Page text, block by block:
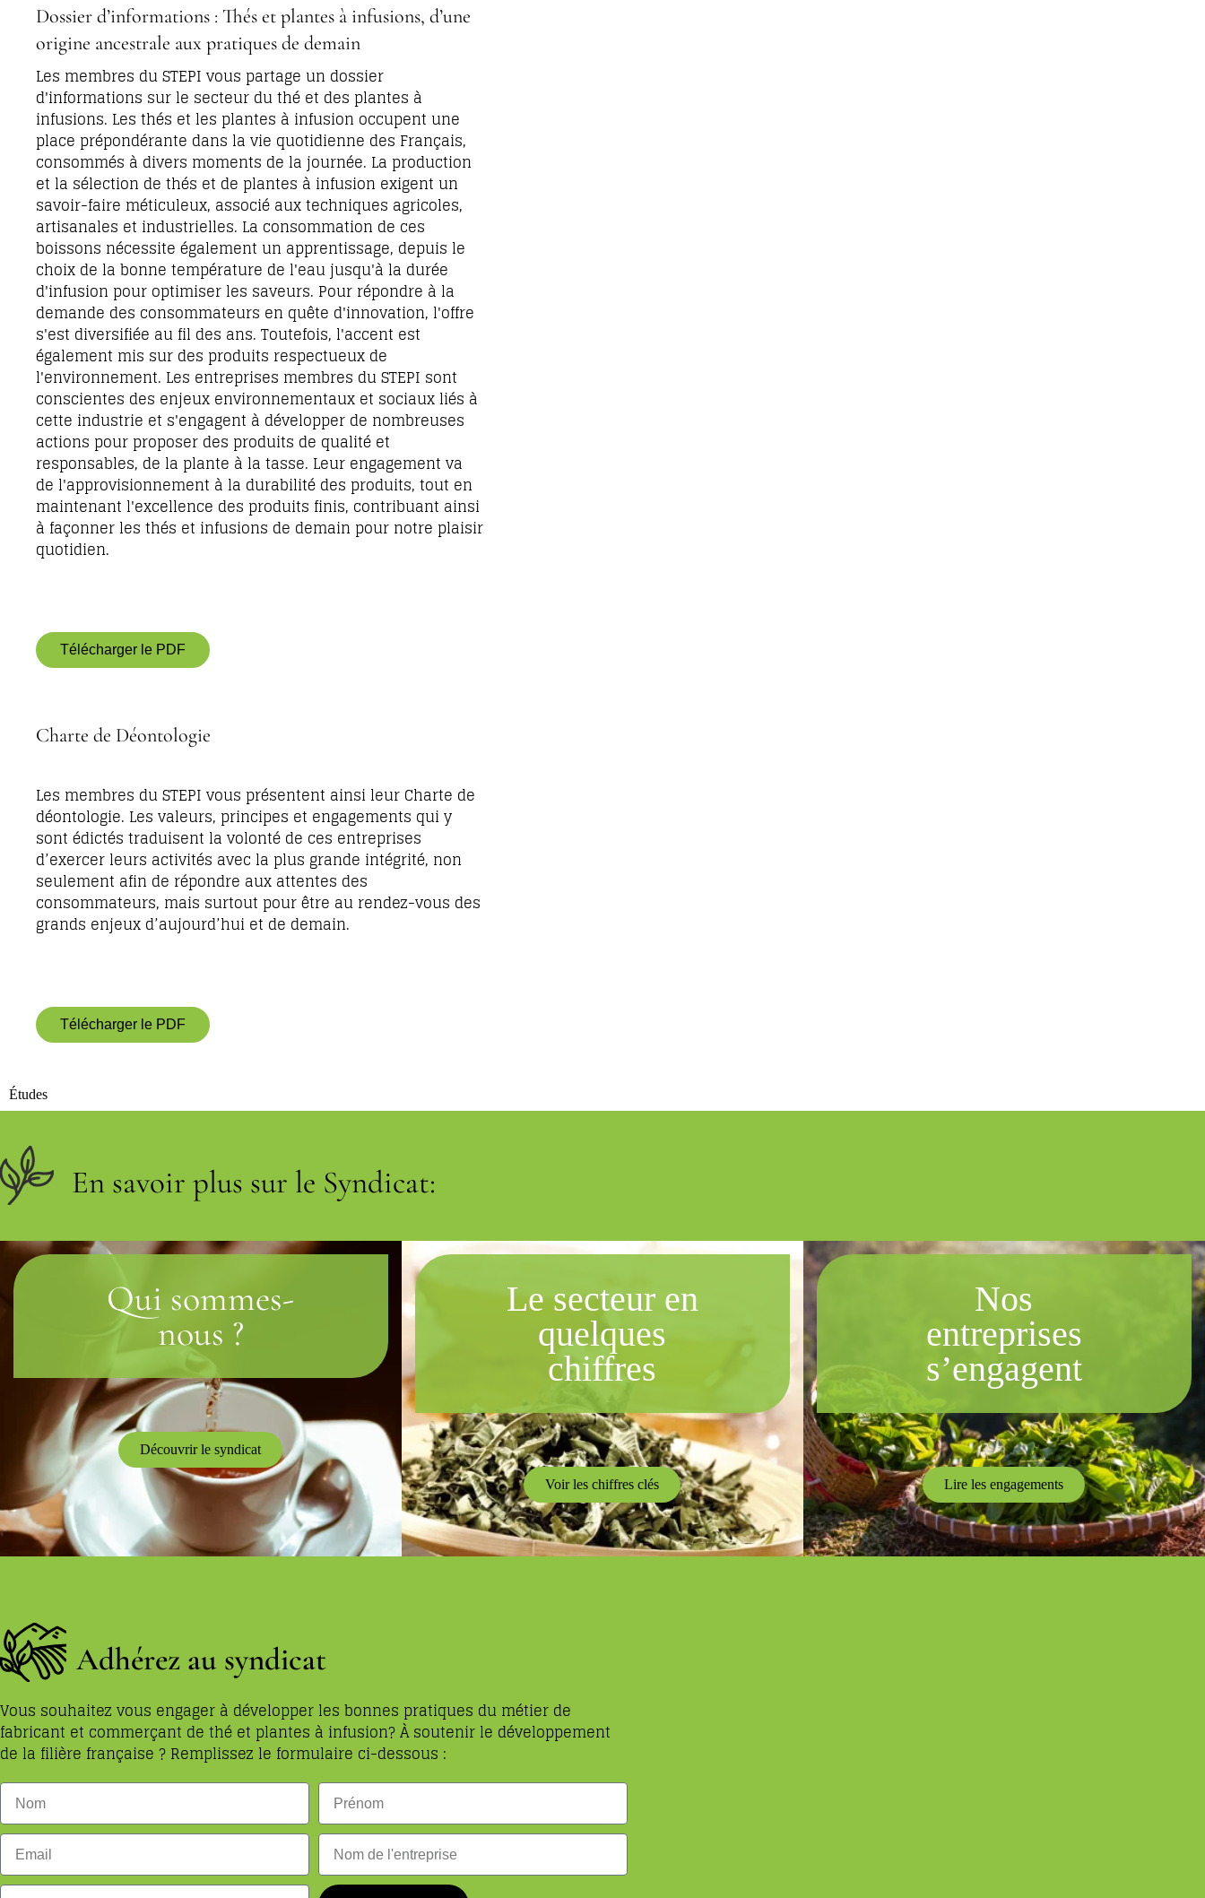
Dossier d’informations : Thés et plantes à infusions, d’une
origine ancestrale aux pratiques de demain
Les membres du STEPI vous partage un dossier
d'informations sur le secteur du thé et des plantes à
infusions. Les thés et les plantes à infusion occupent une
place prépondérante dans la vie quotidienne des Français,
consommés à divers moments de la journée. La production
et la sélection de thés et de plantes à infusion exigent un
savoir-faire méticuleux, associé aux techniques agricoles,
artisanales et industrielles. La consommation de ces
boissons nécessite également un apprentissage, depuis le
choix de la bonne température de l'eau jusqu'à la durée
d'infusion pour optimiser les saveurs. Pour répondre à la
demande des consommateurs en quête d'innovation, l'offre
s'est diversifiée au fil des ans. Toutefois, l'accent est
également mis sur des produits respectueux de
l'environnement. Les entreprises membres du STEPI sont
conscientes des enjeux environnementaux et sociaux liés à
cette industrie et s'engagent à développer de nombreuses
actions pour proposer des produits de qualité et
responsables, de la plante à la tasse. Leur engagement va
de l'approvisionnement à la durabilité des produits, tout en
maintenant l'excellence des produits finis, contribuant ainsi
à façonner les thés et infusions de demain pour notre plaisir
quotidien.
Télécharger le PDF
Charte de Déontologie
Les membres du STEPI vous présentent ainsi leur Charte de
déontologie. Les valeurs, principes et engagements qui y
sont édictés traduisent la volonté de ces entreprises
d’exercer leurs activités avec la plus grande intégrité, non
seulement afin de répondre aux attentes des
consommateurs, mais surtout pour être au rendez-vous des
grands enjeux d’aujourd’hui et de demain.
Télécharger le PDF
Études
En savoir plus sur le Syndicat:
Qui sommes-
nous ?
Découvrir le syndicat
Le secteur en
quelques
chiffres
Voir les chiffres clés
Nos
entreprises
s’engagent
Lire les engagements
Adhérez au syndicat
Vous souhaitez vous engager à développer les bonnes pratiques du métier de
fabricant et commerçant de thé et plantes à infusion? À soutenir le développement
de la filière française ? Remplissez le formulaire ci-dessous :